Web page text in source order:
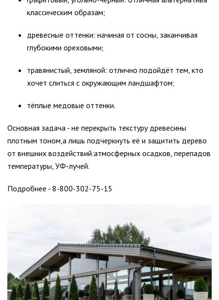
классическим образам;
древесные оттенки: начиная от сосны, заканчивая
глубокими ореховыми;
травянистый, земляной: отлично подойдёт тем, кто
хочет слиться с окружающим ландшафтом;
тёплые медовые оттенки.
Основная задача - не перекрыть текстуру древесины
плотным тоном,а лишь подчеркнуть её и защитить дерево
от внешних воздействий:атмосферных осадков, перепадов
температуры, УФ-лучей.
Подробнее - 8-800-302-75-15